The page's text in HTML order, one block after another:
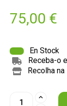
75,00 €
En Stock
Receba-o
Recolha na